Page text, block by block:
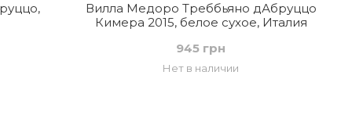
Вилла Медоро Треббьяно дАбруццо
Кимера 2015, белое сухое, Италия
945 грн
Нет в наличии